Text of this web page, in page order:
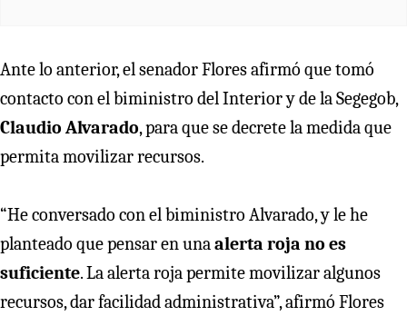
Ante lo anterior, el senador Flores afirmó que tomó
contacto con el biministro del Interior y de la Segegob,
Claudio Alvarado, para que se decrete la medida que
permita movilizar recursos.
“He conversado con el biministro Alvarado, y le he
planteado que pensar en unaalerta roja no es
suficiente. La alerta roja permite movilizar algunos
recursos, dar facilidad administrativa”, afirmó Flores